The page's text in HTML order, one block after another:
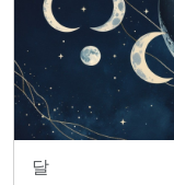
달